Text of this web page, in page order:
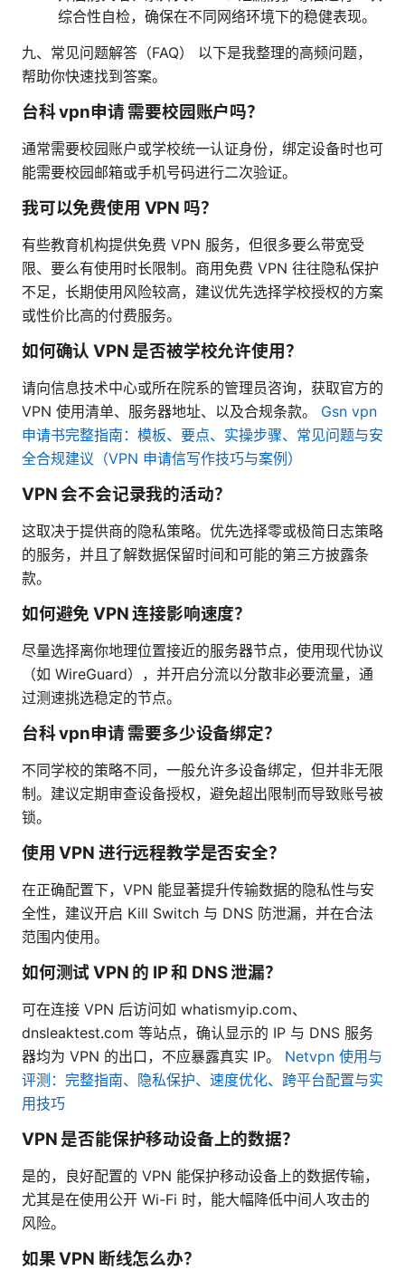
综合性自检，确保在不同网络环境下的稳健表现。
九、常见问题解答（FAQ） 以下是我整理的高频问题，
帮助你快速找到答案。
台科 vpn申请 需要校园账户吗？
通常需要校园账户或学校统一认证身份，绑定设备时也可
能需要校园邮箱或手机号码进行二次验证。
我可以免费使用 VPN 吗？
有些教育机构提供免费 VPN 服务，但很多要么带宽受
限、要么有使用时长限制。商用免费 VPN 往往隐私保护
不足，长期使用风险较高，建议优先选择学校授权的方案
或性价比高的付费服务。
如何确认 VPN 是否被学校允许使用？
请向信息技术中心或所在院系的管理员咨询，获取官方的
VPN 使用清单、服务器地址、以及合规条款。 Gsn vpn
申请书完整指南：模板、要点、实操步骤、常见问题与安
全合规建议（VPN 申请信写作技巧与案例）
VPN 会不会记录我的活动？
这取决于提供商的隐私策略。优先选择零或极简日志策略
的服务，并且了解数据保留时间和可能的第三方披露条
款。
如何避免 VPN 连接影响速度？
尽量选择离你地理位置接近的服务器节点，使用现代协议
（如 WireGuard），并开启分流以分散非必要流量，通
过测速挑选稳定的节点。
台科 vpn申请 需要多少设备绑定？
不同学校的策略不同，一般允许多设备绑定，但并非无限
制。建议定期审查设备授权，避免超出限制而导致账号被
锁。
使用 VPN 进行远程教学是否安全？
在正确配置下，VPN 能显著提升传输数据的隐私性与安
全性，建议开启 Kill Switch 与 DNS 防泄漏，并在合法
范围内使用。
如何测试 VPN 的 IP 和 DNS 泄漏？
可在连接 VPN 后访问如 whatismyip.com、
dnsleaktest.com 等站点，确认显示的 IP 与 DNS 服务
器均为 VPN 的出口，不应暴露真实 IP。 Netvpn 使用与
评测：完整指南、隐私保护、速度优化、跨平台配置与实
用技巧
VPN 是否能保护移动设备上的数据？
是的，良好配置的 VPN 能保护移动设备上的数据传输，
尤其是在使用公开 Wi-Fi 时，能大幅降低中间人攻击的
风险。
如果 VPN 断线怎么办？